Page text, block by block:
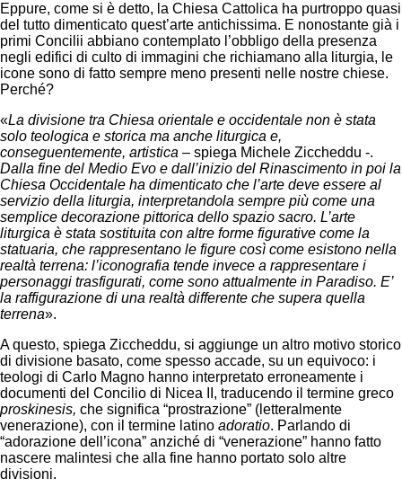
Eppure, come si è detto, la Chiesa Cattolica ha purtroppo quasi
del tutto dimenticato quest’arte antichissima. E nonostante già i
primi Concilii abbiano contemplato l’obbligo della presenza
negli edifici di culto di immagini che richiamano alla liturgia, le
icone sono di fatto sempre meno presenti nelle nostre chiese.
Perché?
«La divisione tra Chiesa orientale e occidentale non è stata
solo teologica e storica ma anche liturgica e,
conseguentemente, artistica – spiega Michele Ziccheddu -.
Dalla fine del Medio Evo e dall’inizio del Rinascimento in poi la
Chiesa Occidentale ha dimenticato che l’arte deve essere al
servizio della liturgia, interpretandola sempre più come una
semplice decorazione pittorica dello spazio sacro. L’arte
liturgica è stata sostituita con altre forme figurative come la
statuaria, che rappresentano le figure così come esistono nella
realtà terrena: l’iconografia tende invece a rappresentare i
personaggi trasfigurati, come sono attualmente in Paradiso. E’
la raffigurazione di una realtà differente che supera quella
terrena».
A questo, spiega Ziccheddu, si aggiunge un altro motivo storico
di divisione basato, come spesso accade, su un equivoco: i
teologi di Carlo Magno hanno interpretato erroneamente i
documenti del Concilio di Nicea II, traducendo il termine greco
proskinesis, che significa “prostrazione” (letteralmente
venerazione), con il termine latino adoratio. Parlando di
“adorazione dell’icona” anziché di “venerazione” hanno fatto
nascere malintesi che alla fine hanno portato solo altre
divisioni.